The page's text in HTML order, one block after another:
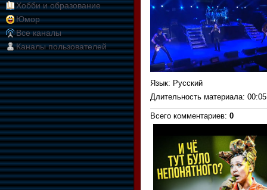
Хобби и образование
Юмор
Все каналы
Каналы пользователей
Язык: Русский
Длительность материала:
Всего комментариев: 0